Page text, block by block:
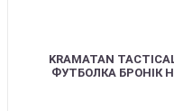
KRAMATAN
ФУТБОЛКА БРОНІК